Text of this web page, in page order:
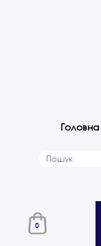
Головна
0